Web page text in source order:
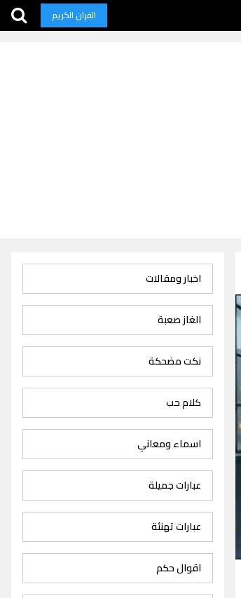
القران الكريم
اخبار ومقالات
الغاز صعبة
نكت مضحكة
كلام حب
اسماء ومعاني
عبارات جميلة
عبارات تهنئة
اقوال حكم